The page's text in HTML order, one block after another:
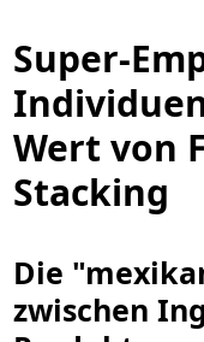
Super-
Wert von
Stacking
Die
zwischen